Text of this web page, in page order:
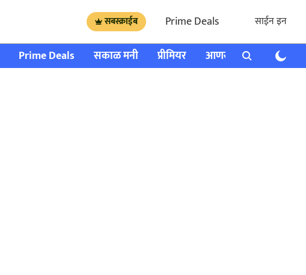
सबस्क्राईब Prime Deals साईन इन
Prime Deals सकाळ मनी प्रीमियर आणखी राशी भविष्य